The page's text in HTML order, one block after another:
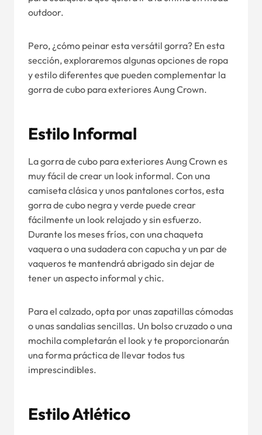
outdoor.
Pero, ¿cómo peinar esta versátil gorra? En esta
sección, exploraremos algunas opciones de ropa
y estilo diferentes que pueden complementar la
gorra de cubo para exteriores Aung Crown.
Estilo Informal
La gorra de cubo para exteriores Aung Crown es
muy fácil de crear un look informal. Con una
camiseta clásica y unos pantalones cortos, esta
gorra de cubo negra y verde puede crear
fácilmente un look relajado y sin esfuerzo.
Durante los meses fríos, con una chaqueta
vaquera o una sudadera con capucha y un par de
vaqueros te mantendrá abrigado sin dejar de
tener un aspecto informal y chic.
Para el calzado, opta por unas zapatillas cómodas
o unas sandalias sencillas. Un bolso cruzado o una
mochila completarán el look y te proporcionarán
una forma práctica de llevar todos tus
imprescindibles.
Estilo Atlético